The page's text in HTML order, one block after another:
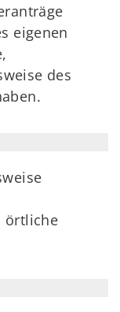
eigenen
des
örtliche